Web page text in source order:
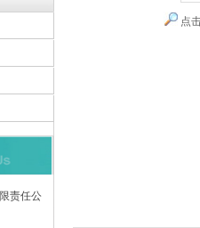
责任公
点